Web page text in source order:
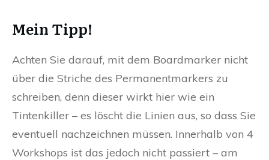
Mein Tipp!
Achten Sie darauf, mit dem Boardmarker nicht
über die Striche des Permanentmarkers zu
schreiben, denn dieser wirkt hier wie ein
Tintenkiller – es löscht die Linien aus, so dass Sie
eventuell nachzeichnen müssen. Innerhalb von 4
Workshops ist das jedoch nicht passiert – am